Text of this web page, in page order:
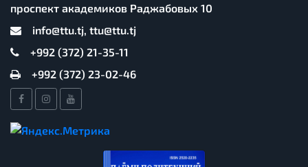
проспект академиков Раджабовых 10
info@ttu.tj, ttu@ttu.tj
+992 (372) 21-35-11
+992 (372) 23-02-46